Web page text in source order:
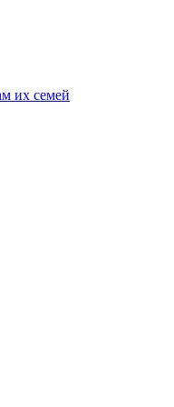
их семей